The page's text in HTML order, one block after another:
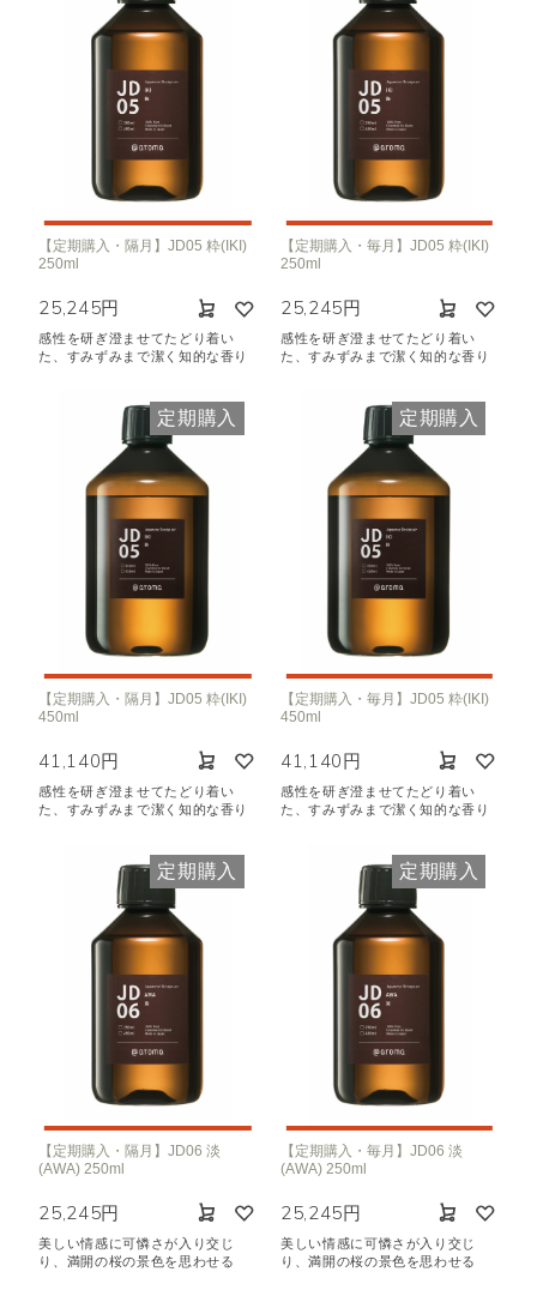
【定期購入・隔月】JD05 粋(IKI)
250ml
25,245円
感性を研ぎ澄ませてたどり着い
た、すみずみまで潔く知的な香り
【定期購入・毎月】JD05 粋(IKI)
250ml
25,245円
感性を研ぎ澄ませてたどり着い
た、すみずみまで潔く知的な香り
定期購入
【定期購入・隔月】JD05 粋(IKI)
450ml
41,140円
感性を研ぎ澄ませてたどり着い
た、すみずみまで潔く知的な香り
定期購入
【定期購入・毎月】JD05 粋(IKI)
450ml
41,140円
感性を研ぎ澄ませてたどり着い
た、すみずみまで潔く知的な香り
定期購入
【定期購入・隔月】JD06 淡
(AWA) 250ml
25,245円
美しい情感に可憐さが入り交じ
り、満開の桜の景色を思わせる
定期購入
【定期購入・毎月】JD06 淡
(AWA) 250ml
25,245円
美しい情感に可憐さが入り交じ
り、満開の桜の景色を思わせる